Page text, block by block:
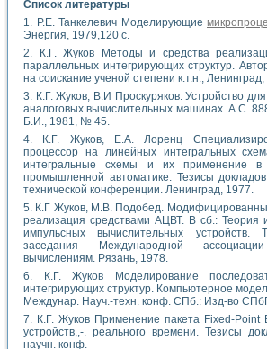
Список литературы
1. Р.Е. Танкелевич Моделирующие
Энергия, 1979,120 с.
2. К.Г. Жуков Методы и средства
параллельных интегрирующих структур.
на соискание ученой степени к.т.н., Ленинград,
3. К.Г. Жуков, В.И Проскуряков. Устройство
аналоговых вычислительных машинах. А.С.
Б.И., 1981, № 45.
4. К.Г. Жуков, Е.А. Лоренц
процессор на линейных интегральных
интегральные схемы и их применение в
промышленной автоматике. Тезисы
технической конференции. Ленинград, 1977.
5. К.Г Жуков, М.В. Подобед.
реализация средствами АЦВТ. В сб.: Теория
импульсных вычислительных устройств.
заседания Международной
вычислениям. Рязань, 1978.
6. К.Г. Жуков Моделирование
интегрирующих структур. Компьютерное
Междунар. Науч.-техн. конф. СПб.: Изд-во
7. К.Г. Жуков Применение пакета Fixed-Point
устройств,,-. реального времени. Тезисы
научн. конф.